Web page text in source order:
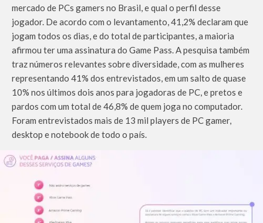
mercado de PCs gamers no Brasil, e qual o perfil desse
jogador. De acordo com o levantamento, 41,2% declaram que
jogam todos os dias, e do total de participantes, a maioria
afirmou ter uma assinatura do Game Pass. A pesquisa também
traz números relevantes sobre diversidade, com as mulheres
representando 41% dos entrevistados, em um salto de quase
10% nos últimos dois anos para jogadoras de PC, e pretos e
pardos com um total de 46,8% de quem joga no computador.
Foram entrevistados mais de 13 mil players de PC gamer,
desktop e notebook de todo o país.